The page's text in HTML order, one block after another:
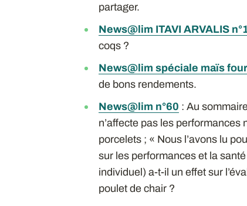
partager.
News@lim ITAVI ARVALIS
coqs ?
News@lim spéciale maïs
de bons rendements.
News@lim n°60 : Au
n’affecte pas les
porcelets ; « Nous l’avons lu
sur les performances et la
individuel) a-t-il un effet sur
poulet de chair ?